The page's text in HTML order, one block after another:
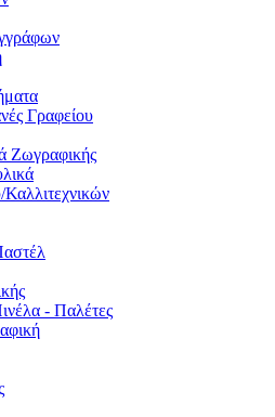
Γραφείου
Ζωγραφικής
Καλλιτεχνικών
- Παλέτες